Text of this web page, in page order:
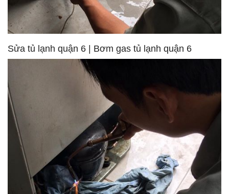
Sửa tủ lạnh quận 6 | Bơm gas tủ lạnh quận 6